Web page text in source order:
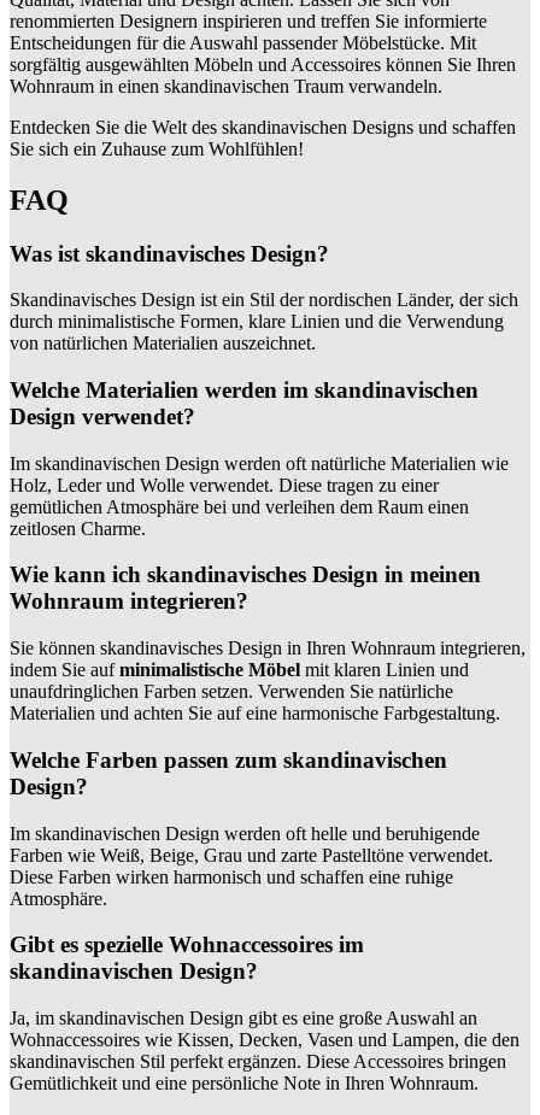
renommierten Designern inspirieren und treffen Sie informierte
Entscheidungen für die Auswahl passender Möbelstücke. Mit
sorgfältig ausgewählten Möbeln und Accessoires können Sie Ihren
Wohnraum in einen skandinavischen Traum verwandeln.
Entdecken Sie die Welt des skandinavischen Designs und schaffen
Sie sich ein Zuhause zum Wohlfühlen!
FAQ
Was ist skandinavisches Design?
Skandinavisches Design ist ein Stil der nordischen Länder, der sich
durch minimalistische Formen, klare Linien und die Verwendung
von natürlichen Materialien auszeichnet.
Welche Materialien werden im skandinavischen
Design verwendet?
Im skandinavischen Design werden oft natürliche Materialien wie
Holz, Leder und Wolle verwendet. Diese tragen zu einer
gemütlichen Atmosphäre bei und verleihen dem Raum einen
zeitlosen Charme.
Wie kann ich skandinavisches Design in meinen
Wohnraum integrieren?
Sie können skandinavisches Design in Ihren Wohnraum integrieren,
indem Sie aufminimalistische Möbel mit klaren Linien und
unaufdringlichen Farben setzen. Verwenden Sie natürliche
Materialien und achten Sie auf eine harmonische Farbgestaltung.
Welche Farben passen zum skandinavischen
Design?
Im skandinavischen Design werden oft helle und beruhigende
Farben wie Weiß, Beige, Grau und zarte Pastelltöne verwendet.
Diese Farben wirken harmonisch und schaffen eine ruhige
Atmosphäre.
Gibt es spezielle Wohnaccessoires im
skandinavischen Design?
Ja, im skandinavischen Design gibt es eine große Auswahl an
Wohnaccessoires wie Kissen, Decken, Vasen und Lampen, die den
skandinavischen Stil perfekt ergänzen. Diese Accessoires bringen
Gemütlichkeit und eine persönliche Note in Ihren Wohnraum.